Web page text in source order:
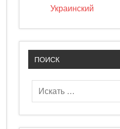
Украинский
ПОИСК